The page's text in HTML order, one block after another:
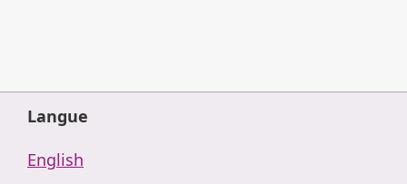
Langue
English